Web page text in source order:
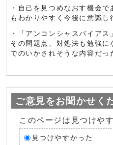
・自己を見つめなおす機会
もわかりやすく今後に意識し
・「アンコンシャスバイアス
その問題点、対処法も勉強
でのいかされそうな内容だっ
ご意見をお聞かせく
このページは見つけや
見つけやすかった